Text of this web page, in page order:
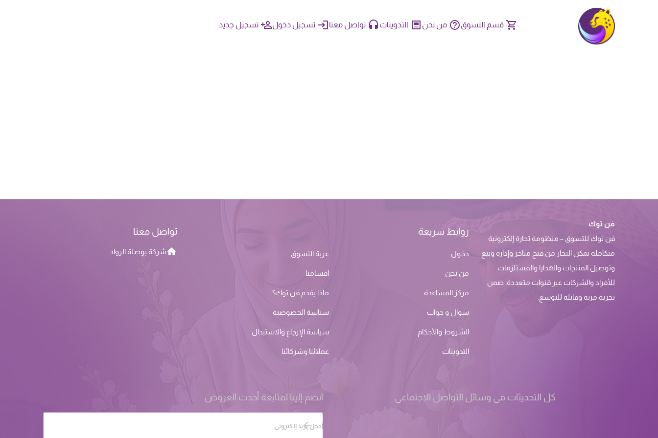
قسم التسوق من نحن التدوينات تواصل معنا تسجيل دخول تسجيل جديد
فن توك
فن توك للتسوق – منظومة تجارة إلكترونية
متكاملة تمكن التجار من فتح متاجر وإدارة وبيع
وتوصيل المنتجات والهدايا والمستلزمات
للأفراد والشركات عبر قنوات متعددة، ضمن
تجربة مرنة وقابلة للتوسع.
روابط سريعة
دخول عربة التسوق
من نحن اقسامنا
مركز المساعدة ماذا يقدم فن توك؟
سوال و جواب سياسة الخصوصية
الشروط والأحكام سياسة الإرجاع والاستبدال
التدوينات عملائنا وشركائنا
تواصل معنا
شركة بوصلة الرواد
كل التحديثات في وسائل التواصل الاجتماعي انضم إلينا لمتابعة أحدث العروض